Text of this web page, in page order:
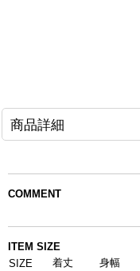
商品詳細
COMMENT
ITEM SIZE
SIZE
着丈 身幅